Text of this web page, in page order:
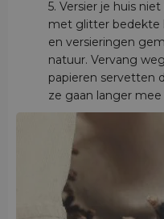
5. Versier je huis
met glitter bedekte
en versieringen
natuur. Vervang
papieren servetten
ze gaan langer